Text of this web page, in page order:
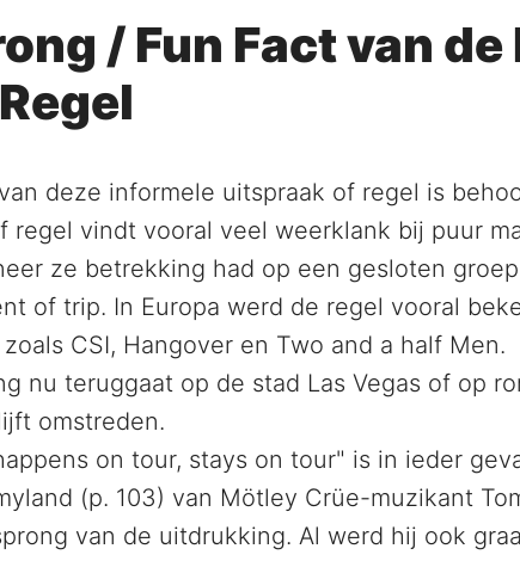
/ Fun Fact van de
deze informele uitspraak of regel is
regel vindt vooral veel weerklank bij puur
ze betrekking had op een gesloten
of trip. In Europa werd de regel vooral
CSI, Hangover en Two and a half Men.
nu teruggaat op de stad Las Vegas of op
omstreden.
on tour, stays on tour" is in ieder
(p. 103) van Mötley Crüe-muzikant
van de uitdrukking. Al werd hij ook